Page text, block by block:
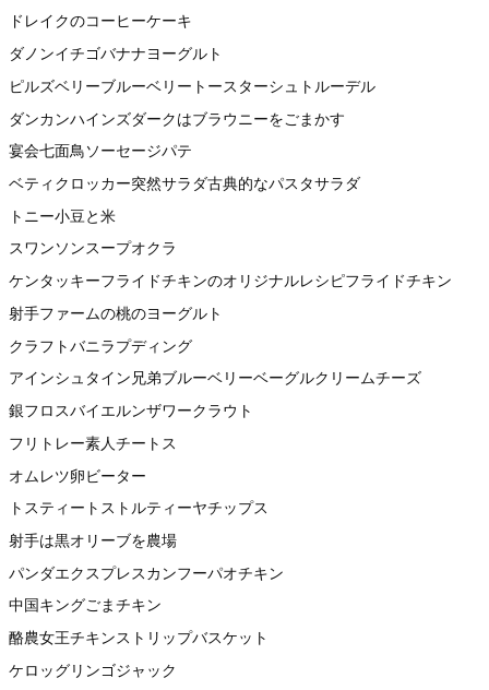
ドレイクのコーヒーケーキ
ダノンイチゴバナナヨーグルト
ピルズベリーブルーベリートースターシュトルーデル
ダンカンハインズダークはブラウニーをごまかす
宴会七面鳥ソーセージパテ
ベティクロッカー突然サラダ古典的なパスタサラダ
トニー小豆と米
スワンソンスープオクラ
ケンタッキーフライドチキンのオリジナルレシピフライドチキン
射手ファームの桃のヨーグルト
クラフトバニラプディング
アインシュタイン兄弟ブルーベリーベーグルクリームチーズ
銀フロスバイエルンザワークラウト
フリトレー素人チートス
オムレツ卵ビーター
トスティートストルティーヤチップス
射手は黒オリーブを農場
パンダエクスプレスカンフーパオチキン
中国キングごまチキン
酪農女王チキンストリップバスケット
ケロッグリンゴジャック